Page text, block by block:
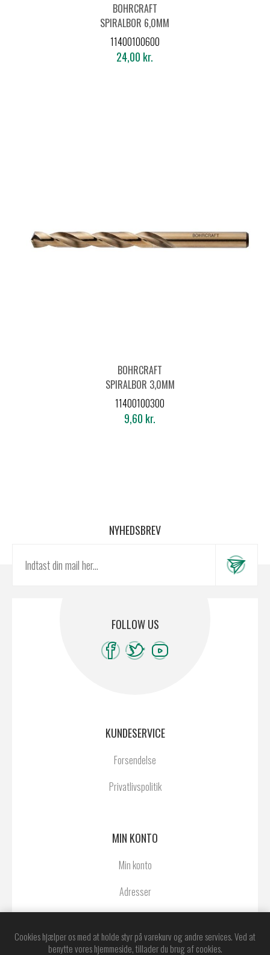
BOHRCRAFT
SPIRALBOR 6,0MM
DIN 338 HSS-E CO5
11400100600
24,00 kr.
BOHRCRAFT
SPIRALBOR 3,0MM
DIN 338 HSS-E CO5
11400100300
9,60 kr.
NYHEDSBREV
FOLLOW US
KUNDESERVICE
Forsendelse
Privatlivspolitik
MIN KONTO
Min konto
Adresser
Cookies hjælper os med at holde styr på varekurv og andre services. Ved at
benytte vores hjemmeside, tillader du brug af cookies.